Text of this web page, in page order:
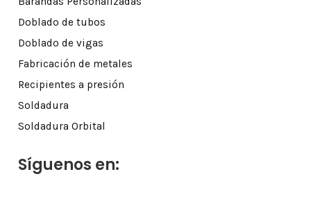
Doblado de tubos
Doblado de vigas
Fabricación de metales
Recipientes a presión
Soldadura
Soldadura Orbital
Síguenos en: